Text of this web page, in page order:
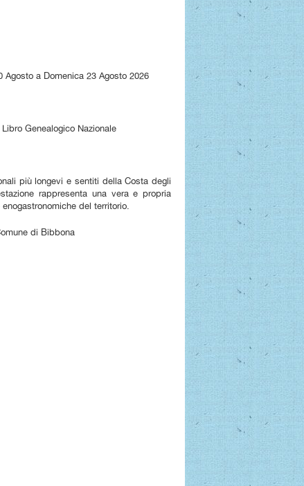
Agosto a Domenica 23 Agosto 2026
Genealogico Nazionale
più longevi e sentiti della Costa degli
rappresenta una vera e propria
del territorio.
di Bibbona